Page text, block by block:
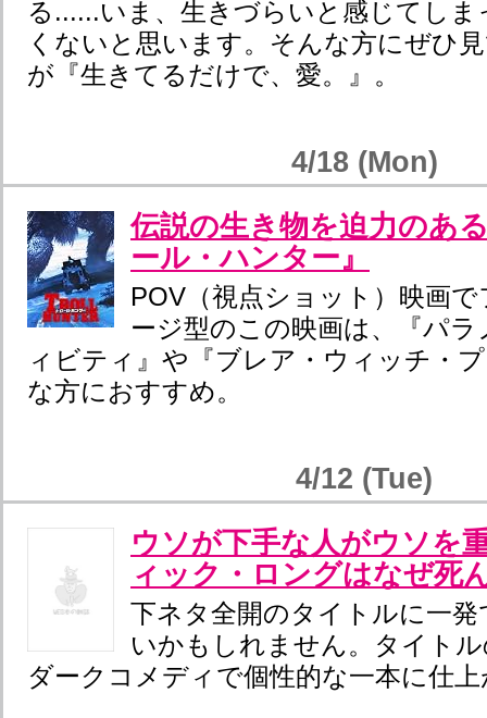
る......いま、生きづらいと感じてし
くないと思います。そんな方にぜひ
が『生きてるだけで、愛。』。
4/18 (Mon)
伝説の生き物を迫力のあ
ール・ハンター』
POV（視点ショット）映画
ージ型のこの映画は、『パ
ィビティ』や『ブレア・ウィッチ・
な方におすすめ。
4/12 (Tue)
ウソが下手な人がウソを
ィック・ロングはなぜ死
下ネタ全開のタイトルに一
いかもしれません。タイト
ダークコメディで個性的な一本に仕